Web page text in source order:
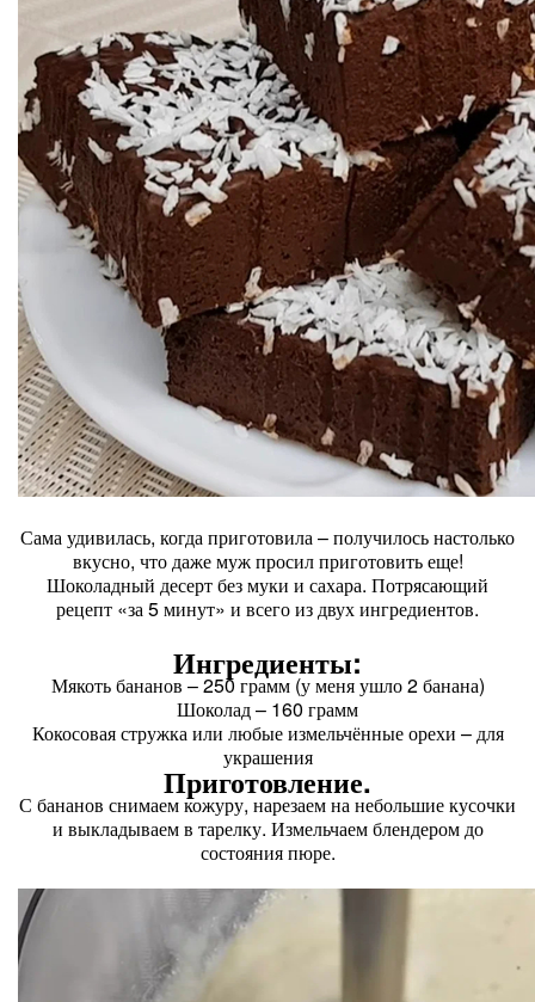
Сама удивилась, когда приготовила – получилось настолько
вкусно, что даже муж просил приготовить еще!
Шоколадный десерт без муки и сахара. Потрясающий
рецепт «за 5 минут» и всего из двух ингредиентов.
Ингредиенты:
Мякоть бананов – 250 грамм (у меня ушло 2 банана)
Шоколад – 160 грамм
Кокосовая стружка или любые измельчённые орехи – для
украшения
Приготовление.
С бананов снимаем кожуру, нарезаем на небольшие кусочки
и выкладываем в тарелку. Измельчаем блендером до
состояния пюре.